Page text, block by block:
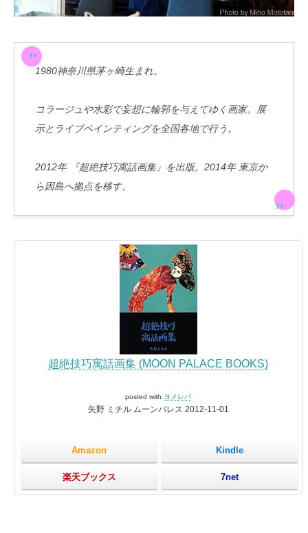
1980神奈川県茅ヶ崎生まれ。
コラージュや水彩で妄想に輪郭を与えてゆく画家。展
示とライブペインティングを全国各地で行う。
2012年 『超絶技巧寓話画集』を出版。2014年 東京か
ら因島へ拠点を移す。
超絶技巧寓話画集 (MOON PALACE BOOKS)
posted with ヨメレバ
矢野 ミチル ムーンパレス 2012-11-01
Amazon Kindle
楽天ブックス 7net